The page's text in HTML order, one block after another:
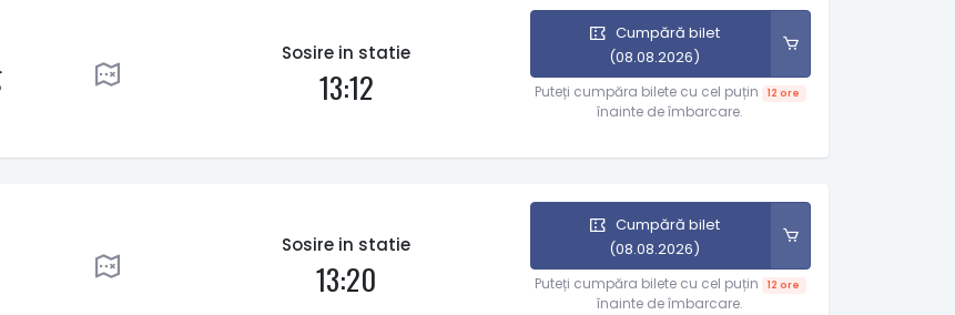
Sosire in statie
13:12
Cumpără bilet
(08.08.2026)
Puteți cumpăra bilete cu cel puțin 12 ore
înainte de îmbarcare.
Sosire in statie
13:20
Cumpără bilet
(08.08.2026)
Puteți cumpăra bilete cu cel puțin 12 ore
înainte de îmbarcare.